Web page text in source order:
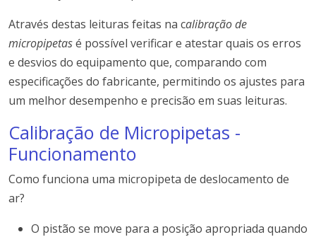
Através destas leituras feitas na calibração de
micropipetasé possível verificar e atestar quais os erros
e desvios do equipamento que, comparando com
especificações do fabricante, permitindo os ajustes para
um melhor desempenho e precisão em suas leituras.
Calibração de Micropipetas -
Funcionamento
Como funciona uma micropipeta de deslocamento de
ar?
O pistão se move para a posição apropriada quando